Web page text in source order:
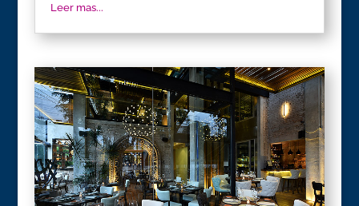
Leer mas...